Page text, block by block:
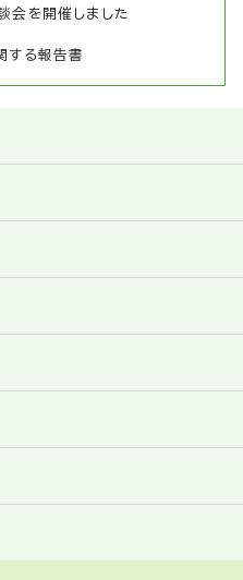
会を開催しました
する報告書